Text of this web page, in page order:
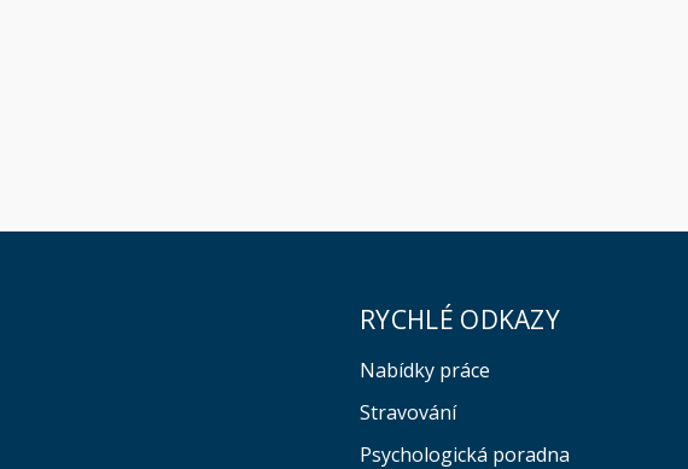
RYCHLÉ ODKAZY
Nabídky práce
Stravování
Psychologická poradna